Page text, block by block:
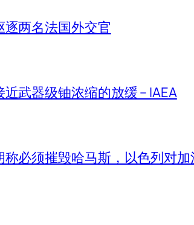
逐两名法国外交官
武器级铀浓缩的放缓 – IAEA
称必须摧毁哈马斯，以色列对